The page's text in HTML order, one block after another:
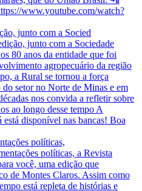
junto com a Socied
políticas,